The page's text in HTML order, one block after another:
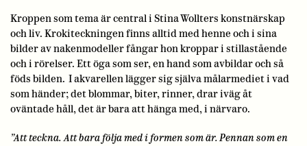
Kroppen som tema är central i Stina Wollters konstnärskap
och liv. Krokiteckningen finns alltid med henne och i sina
bilder av nakenmodeller fångar hon kroppar i stillastående
och i rörelser. Ett öga som ser, en hand som avbildar och så
föds bilden. I akvarellen lägger sig själva målarmediet i vad
som händer; det blommar, biter, rinner, drar iväg åt
oväntade håll, det är bara att hänga med, i närvaro.
”Att teckna. Att bara följa med i formen som är. Pennan som en